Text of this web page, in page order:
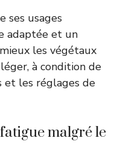
ses usages
adaptée et un
les végétaux
à condition de
et les réglages de
malgré le